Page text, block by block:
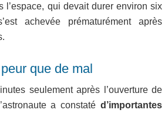
l’espace, qui devait durer environ six
achevée prématurément après
que de mal
seulement après l’ouverture de
a constaté d’importantes